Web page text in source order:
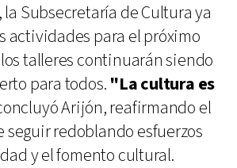
Subsecretaría de Cultura ya
actividades para el próximo
talleres continuarán siendo
para todos. "La cultura es
Arijón, reafirmando el
seguir redoblando esfuerzos
y el fomento cultural.